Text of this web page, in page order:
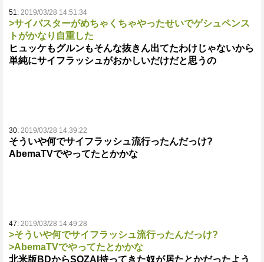
51: 2019/03/28 14:51:34
>サイバスターがめちゃくちゃやったせいでゲシュペンス
トがかなり自重した
ヒュッケもグルンもそんな抜きん出てたわけじゃないから
単純にサイフラッシュがおかしいだけだと思うの
30: 2019/03/28 14:39:22
そういや何でサイフラッシュ流行ったんだっけ?
AbemaTVでやってたとかかな
47: 2019/03/28 14:49:28
>そういや何でサイフラッシュ流行ったんだっけ?
>AbemaTVでやってたとかかな
北米版BDからSOZAI持ってきた奴が居たとかだったよう